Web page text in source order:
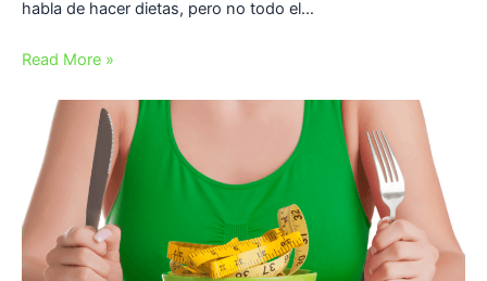
habla de hacer dietas, pero no todo el…
Read More »